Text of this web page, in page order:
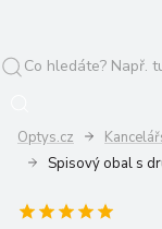
Optys.cz
Spisový obal s